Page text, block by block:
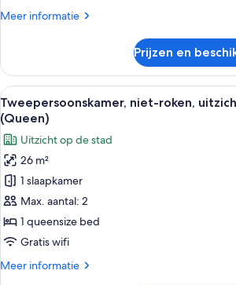
Meer informatie
Meer
Twin
kamer,
niet-
roken
Prijzen en
Alle
foto's
voor
Tweepersoonskamer,
niet-
roken,
uitzicht
op
de
(Queen)
Een
5
Tweepersoonskamer, niet-roken,
(Queen)
Uitzicht op de stad
26 m²
1 slaapkamer
Max. aantal: 2
1 queensize bed
Gratis wifi
Meer informatie
Meer